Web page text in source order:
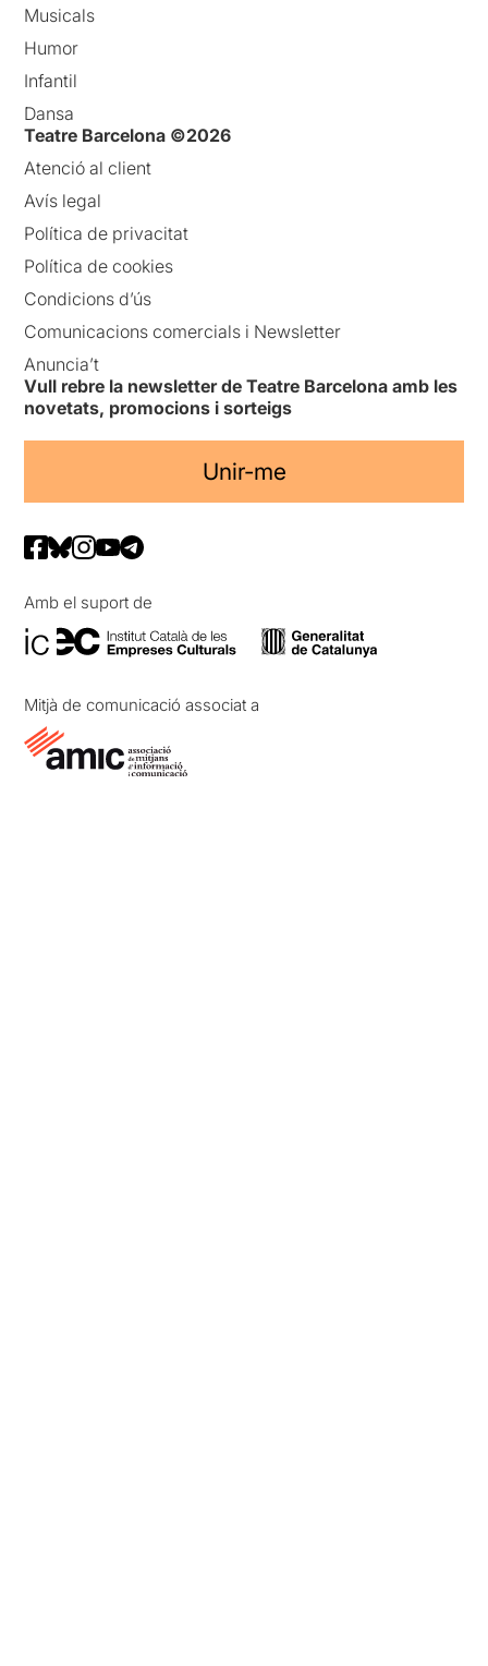
Musicals
Humor
Infantil
Dansa
Teatre Barcelona ©2026
Atenció al client
Avís legal
Política de privacitat
Política de cookies
Condicions d’ús
Comunicacions comercials i Newsletter
Anuncia’t
Vull rebre la newsletter de Teatre Barcelona amb les
novetats, promocions i sorteigs
Unir-me
Amb el suport de
Mitjà de comunicació associat a